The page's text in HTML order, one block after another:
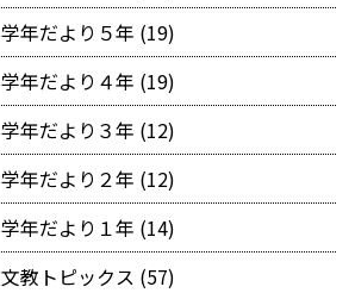
学年だより５年 (19)
学年だより４年 (19)
学年だより３年 (12)
学年だより２年 (12)
学年だより１年 (14)
文教トピックス (57)